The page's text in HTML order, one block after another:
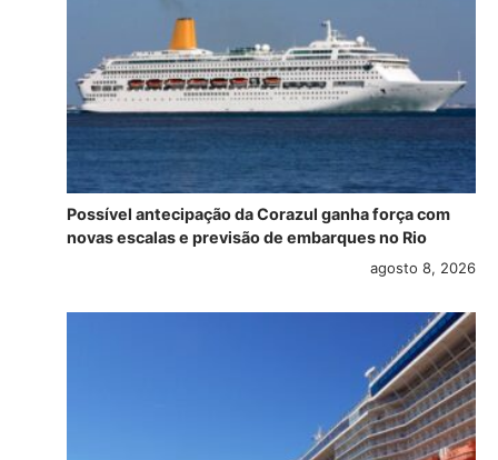
Possível antecipação da Corazul ganha força com
novas escalas e previsão de embarques no Rio
agosto 8, 2026